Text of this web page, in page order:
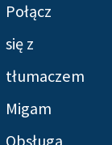
Połącz
się z
tłumaczem
Migam